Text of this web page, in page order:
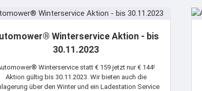
Winterservice Aktion - bis
30.11.2023
Winterservice statt € 159 jetzt nur € 144!
Aktion gültig bis 30.11.2023. Wir bieten auch die
über den Winter und ein Ladestation Service